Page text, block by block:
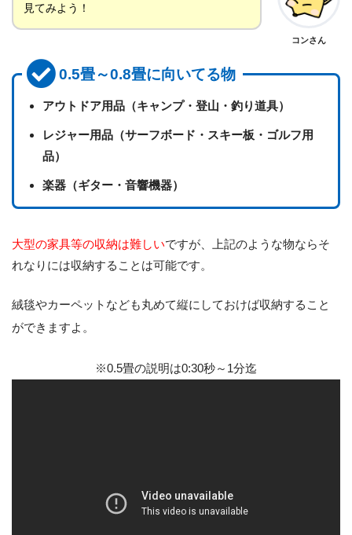
見てみよう！
コンさん
0.5畳～0.8畳に向いてる物
アウトドア用品（キャンプ・登山・釣り道具）
レジャー用品（サーフボード・スキー板・ゴルフ用
品）
楽器（ギター・音響機器）
大型の家具等の収納は難しいですが、上記のような物ならそ
れなりには収納することは可能です。
絨毯やカーペットなども丸めて縦にしておけば収納すること
ができますよ。
※0.5畳の説明は0:30秒～1分迄